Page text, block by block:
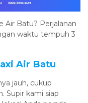
Air Batu? Perjalanan
waktu tempuh 3
Air Batu
jauh, cukup
Supir kami siap